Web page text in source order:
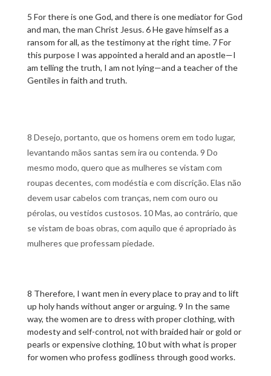
5 For there is one God, and there is one mediator for God
and man, the man Christ Jesus. 6 He gave himself as a
ransom for all, as the testimony at the right time. 7 For
this purpose I was appointed a herald and an apostle—I
am telling the truth, I am not lying—and a teacher of the
Gentiles in faith and truth.
8 Desejo, portanto, que os homens orem em todo lugar,
levantando mãos santas sem ira ou contenda. 9 Do
mesmo modo, quero que as mulheres se vistam com
roupas decentes, com modéstia e com discrição. Elas não
devem usar cabelos com tranças, nem com ouro ou
pérolas, ou vestidos custosos. 10 Mas, ao contrário, que
se vistam de boas obras, com aquilo que é apropriado às
mulheres que professam piedade.
8 Therefore, I want men in every place to pray and to lift
up holy hands without anger or arguing. 9 In the same
way, the women are to dress with proper clothing, with
modesty and self-control, not with braided hair or gold or
pearls or expensive clothing, 10 but with what is proper
for women who profess godliness through good works.